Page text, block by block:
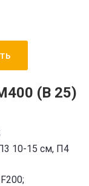
(В 25)
10-15 см, П4